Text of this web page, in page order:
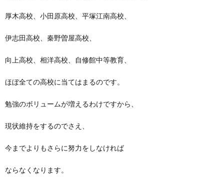
厚木高校、小田原高校、平塚江南高校、
伊志田高校、秦野曽屋高校、
向上高校、相洋高校、自修館中等教育、
ほぼ全ての高校に当てはまるのです。
勉強のボリュームが増えるわけですから、
現状維持をするのでさえ、
今までよりもさらに努力をしなければ
ならなくなります。